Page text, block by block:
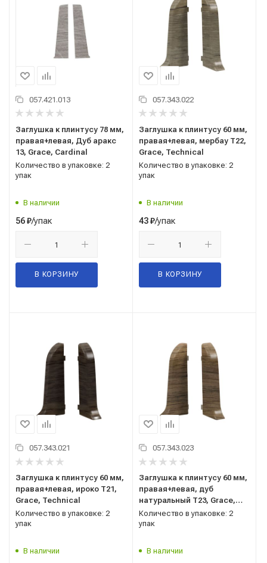
057.421.013
Заглушка к плинтусу 78 мм,
правая+левая, Дуб аракс
13, Grace, Cardinal
Количество в упаковке: 2
упак
В наличии
56₽/упак
В КОРЗИНУ
057.343.022
Заглушка к плинтусу 60 мм,
правая+левая, мербау Т22,
Grace, Technical
Количество в упаковке: 2
упак
В наличии
43₽/упак
В КОРЗИНУ
057.343.021
Заглушка к плинтусу 60 мм,
правая+левая, ироко Т21,
Grace, Technical
Количество в упаковке: 2
упак
В наличии
057.343.023
Заглушка к плинтусу 60 мм,
правая+левая, дуб
натуральный Т23, Grace,
Technical
Количество в упаковке: 2
упак
В наличии